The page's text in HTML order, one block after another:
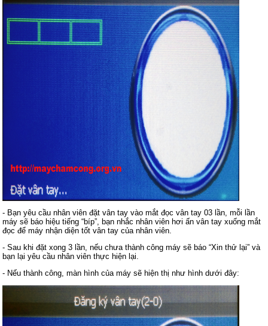
- Bạn yêu cầu nhân viên đặt vân tay vào mắt đọc vân tay 03 lần, mỗi lần
máy sẽ báo hiệu tiếng “bíp”, bạn nhắc nhân viên hơi ấn vân tay xuống mắt
đọc để máy nhận diện tốt vân tay của nhân viên.
- Sau khi đặt xong 3 lần, nếu chưa thành công máy sẽ báo “Xin thử lại” và
bạn lại yêu cầu nhân viên thực hiện lại.
- Nếu thành công, màn hình của máy sẽ hiện thị như hình dưới đây: